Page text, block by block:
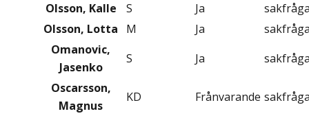
Olsson, Kalle
S Ja
Olsson, Lotta
M Ja
Omanovic,
Jasenko
S Ja
Oscarsson,
Magnus
KD Frånvarande